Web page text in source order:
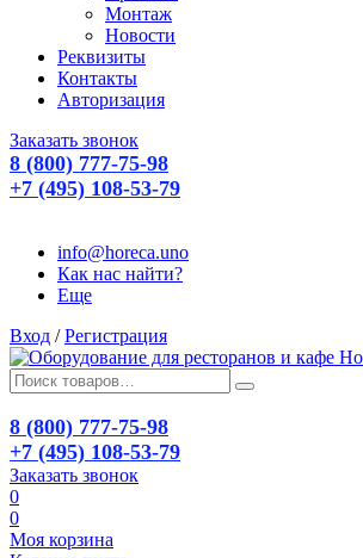
Монтаж
Новости
Реквизиты
Контакты
Авторизация
Заказать звонок
8 (800) 777-75-98
+7 (495) 108-53-79
info@horeca.uno
Как нас найти?
Еще
Вход / Регистрация
8 (800) 777-75-98
+7 (495) 108-53-79
Заказать звонок
0
0
Моя корзина